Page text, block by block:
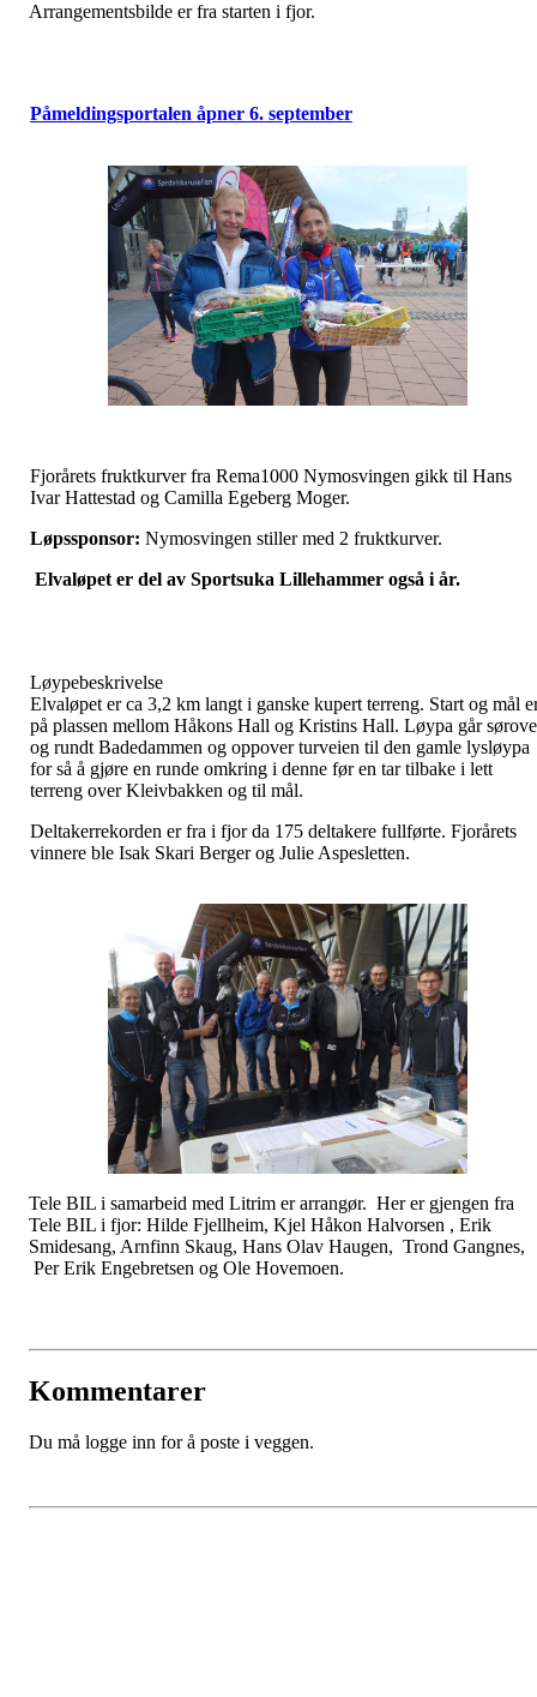
Arrangementsbilde er fra starten i fjor.
Påmeldingsportalen åpner 6. september
Fjorårets fruktkurver fra Rema1000 Nymosvingen gikk til Hans
Ivar Hattestad og Camilla Egeberg Moger.
Løpssponsor: Nymosvingen stiller med 2 fruktkurver.
Elvaløpet er del av Sportsuka Lillehammer også i år.
Løypebeskrivelse
Elvaløpet er ca 3,2 km langt i ganske kupert terreng. Start og mål
på plassen mellom Håkons Hall og Kristins Hall. Løypa går
og rundt Badedammen og oppover turveien til den gamle lysløypa
for så å gjøre en runde omkring i denne før en tar tilbake i lett
terreng over Kleivbakken og til mål.
Deltakerrekorden er fra i fjor da 175 deltakere fullførte. Fjorårets
vinnere ble Isak Skari Berger og Julie Aspesletten.
Tele BIL i samarbeid med Litrim er arrangør. Her er gjengen fra
Tele BIL i fjor: Hilde Fjellheim, Kjel Håkon Halvorsen , Erik
Smidesang, Arnfinn Skaug, Hans Olav Haugen, Trond Gangnes,
Per Erik Engebretsen og Ole Hovemoen.
Kommentarer
Du må logge inn for å poste i veggen.